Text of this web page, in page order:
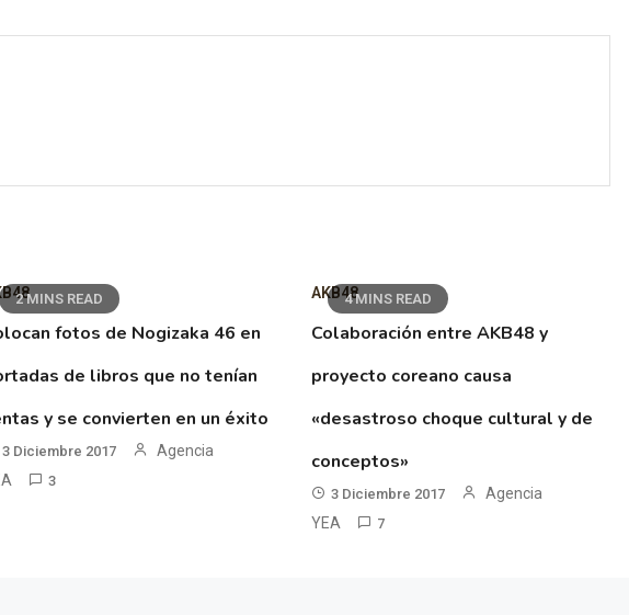
2 MINS READ
fotos de Nogizaka 46 en
de libros que no tenían
y se convierten en un éxito
3 Diciembre 2017
Agencia
3
4 MINS READ
AKB48
Colaboración entre AKB48 y
proyecto coreano causa
«desastroso choque cultural y de
conceptos»
3 Diciembre 2017
Agencia
YEA
7